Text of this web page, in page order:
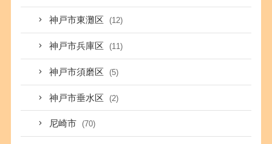
神戸市東灘区 (12)
神戸市兵庫区 (11)
神戸市須磨区 (5)
神戸市垂水区 (2)
尼崎市 (70)